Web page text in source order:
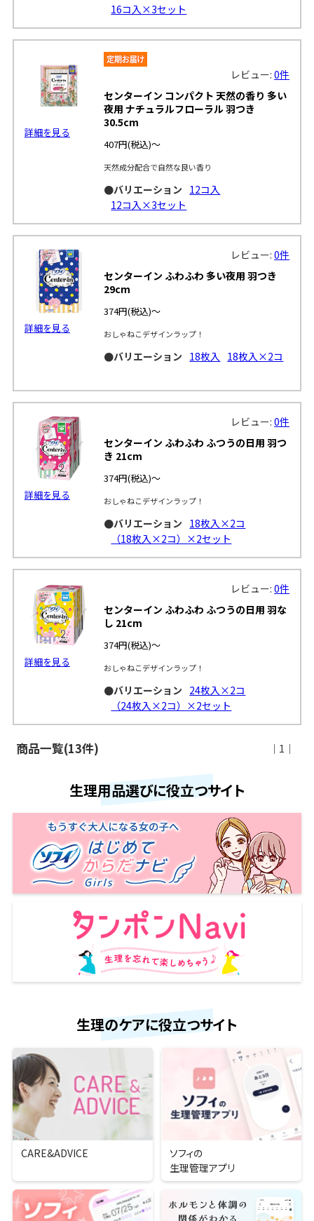
16コ入×3セット
詳細を見る
レビュー:0件
センターイン コンパクト 天然の香り 多い
夜用 ナチュラルフローラル 羽つき
30.5cm
407円(税込)～
天然成分配合で自然な良い香り
●バリエーション 12コ入
12コ入×3セット
詳細を見る
レビュー:0件
センターイン ふわふわ 多い夜用 羽つき
29cm
374円(税込)～
おしゃねこデザインラップ！
●バリエーション 18枚入 18枚入×2コ
詳細を見る
レビュー:0件
センターイン ふわふわ ふつうの日用 羽つ
き 21cm
374円(税込)～
おしゃねこデザインラップ！
●バリエーション 18枚入×2コ
（18枚入×2コ）×2セット
詳細を見る
レビュー:0件
センターイン ふわふわ ふつうの日用 羽な
し 21cm
374円(税込)～
おしゃねこデザインラップ！
●バリエーション 24枚入×2コ
（24枚入×2コ）×2セット
商品一覧(13件) ｜1｜
生理用品選びに役立つサイト
生理のケアに役立つサイト
CARE&ADVICE
ソフィの
生理管理アプリ